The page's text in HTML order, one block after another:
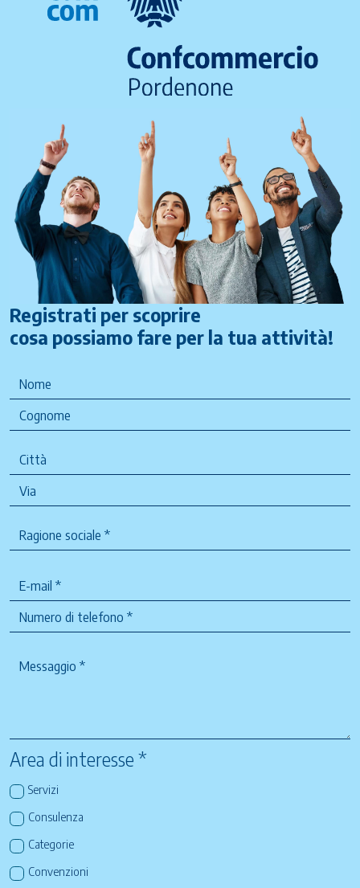
Registrati per scoprire
cosa possiamo fare per la tua attività!
Area di interesse *
Servizi
Consulenza
Categorie
Convenzioni